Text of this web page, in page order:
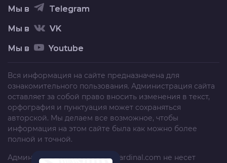
Мы в Telegram
Мы в VK
Мы в Youtube
Вся информация на сайте предназначена для
ознакомительного пользования. Администрация сайта
оставляет за собой право вносить изменения в текст,
орфография и пунктуация может сохраняться
авторской. Мы делаем все возможное, чтобы
информация на этом сайте была как можно более
полной и точной.
Администрация сайтаtrafficcardinal.com не несет